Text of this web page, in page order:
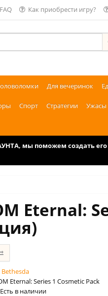
FAQ Как приобрести игру?
Для вечеринок
Спорт Стратегии Ужасы
мы поможем создать
Eternal:
Bethesda
Eternal: Series 1 Cosmetic Pack
в наличии